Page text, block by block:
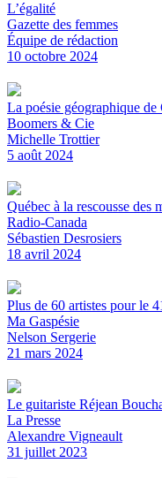
L’égalité
Gazette des femmes
Équipe de rédaction
10 octobre 2024
La poésie géographique
Boomers & Cie
Michelle Trottier
5 août 2024
Québec à la rescousse des
Radio-Canada
Sébastien Desrosiers
18 avril 2024
Plus de 60 artistes pour le
Ma Gaspésie
Nelson Sergerie
21 mars 2024
Le guitariste Réjean
La Presse
Alexandre Vigneault
31 juillet 2023